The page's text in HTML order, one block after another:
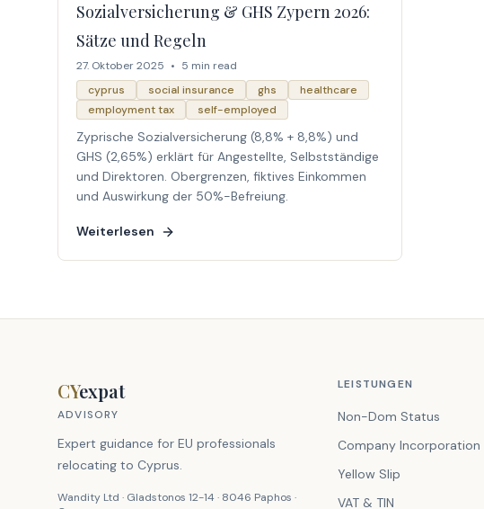
Sozialversicherung & GHS Zypern 2026:
Sätze und Regeln
27. Oktober 2025 • 5 min read
cyprus
social insurance ghs
healthcare
employment tax
self-employed
Zyprische Sozialversicherung (8,8% + 8,8%) und
GHS (2,65%) erklärt für Angestellte, Selbstständige
und Direktoren. Obergrenzen, fiktives Einkommen
und Auswirkung der 50%-Befreiung.
Weiterlesen
CYexpat
ADVISORY
Expert guidance for EU professionals
relocating to Cyprus.
Wandity Ltd · Gladstonos 12-14 · 8046 Paphos ·
LEISTUNGEN
Non-Dom Status
Company Incorporation
Yellow Slip
VAT & TIN